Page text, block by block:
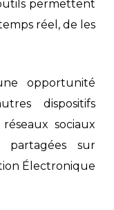
permettent
réel, de les
opportunité
dispositifs
sociaux
partagées sur
Électronique